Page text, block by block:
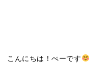
こんにちは！ぺーです